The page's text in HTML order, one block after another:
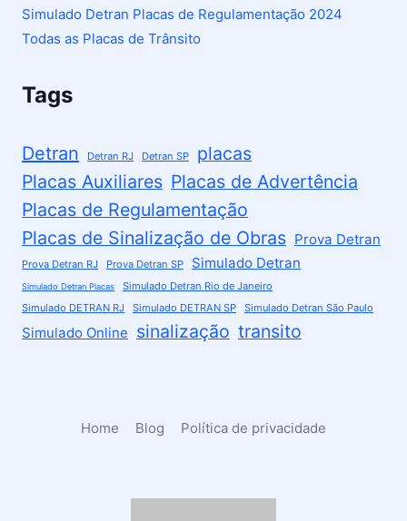
Simulado Detran Placas de Regulamentação 2024
Todas as Placas de Trânsito
Tags
Detran Detran RJ Detran SP
placas
Placas Auxiliares Placas de Advertência
Placas de Regulamentação
Placas de Sinalização de Obras Prova Detran
Prova Detran RJ Prova Detran SP Simulado Detran
Simulado Detran Placas
Simulado Detran Rio de Janeiro
Simulado DETRAN RJ
Simulado DETRAN SP Simulado Detran São Paulo
Simulado Online sinalização transito
Home Blog Política de privacidade